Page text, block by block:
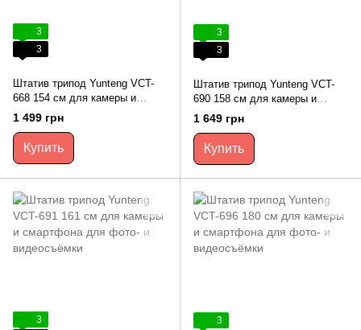
3
3
Штатив трипод Yunteng VCT-
668 154 см для камеры и
смартфона для фото- и
видеосъёмки
1 499 грн
Купить
3
3
Штатив трипод Yunteng VCT-
690 158 см для камеры и
смартфона для фото- и
видеосъёмки
1 649 грн
Купить
3
3